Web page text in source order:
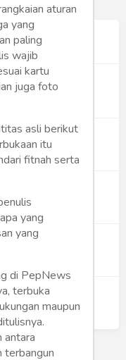
Spesialis
UNIMUS di
Perluasan
Putih Buka
Desa
Negara
untuk
APBN
aturan
yang
paling
wajib
kartu
juga foto
asli berikut
itu
fitnah serta
yang
yang
di PepNews
terbuka
maupun
antara
terbangun